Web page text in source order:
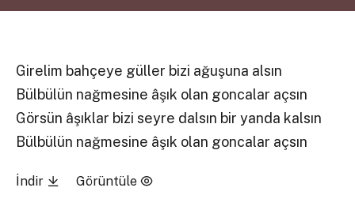
Girelim bahçeye güller bizi ağuşuna alsın
Bülbülün nağmesine âşık olan goncalar açsın
Görsün âşıklar bizi seyre dalsın bir yanda kalsın
Bülbülün nağmesine âşık olan goncalar açsın
İndir Görüntüle